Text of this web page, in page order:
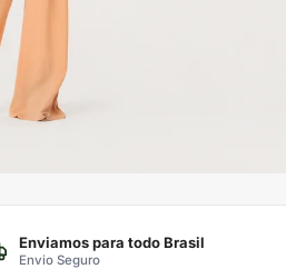
Enviamos para todo Brasil
Envio Seguro